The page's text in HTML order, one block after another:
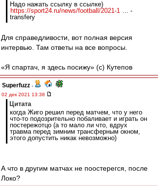
Надо нажать ссылку в ссылке)
https://sport24.ru/news/football/2021-1 ... -
transfery
Для справедливости, вот полная версия
интервью. Там ответы на все вопросы.
«Я спартач, я здесь посижу» (с) Кутепов
Superfuzz -
02 дек 2021 13:38
Цитата
когда Жиго решил перед матчем, что у него
что-то подозрительно побаливает и играть он
постережотцо (а то мало ли что, вдрух
травма перед зимним трансферным окном,
этого допустить никак невозможно)
А что в другим матчах не поостерегся, после
Локо?